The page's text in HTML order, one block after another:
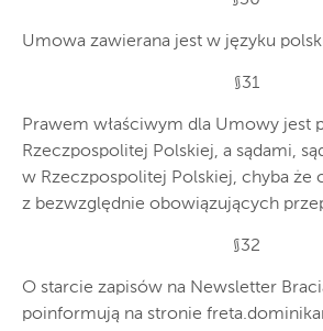
Umowa zawierana jest w języku
§31
Prawem właściwym dla Umowy jest
Rzeczpospolitej Polskiej, a sądami,
w Rzeczpospolitej Polskiej, chyba że
z bezwzględnie obowiązujących
§32
O starcie zapisów na Newsletter
poinformują na stronie